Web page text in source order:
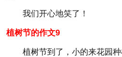
我们开心地笑了！
植树节的作文9
植树节到了，小的来花园